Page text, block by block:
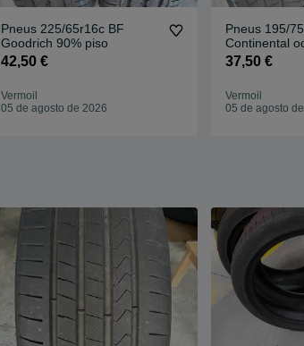
Pneus 225/65r16c BF
Goodrich 90% piso
42,50 €
Vermoil
05 de agosto de 2026
Pneus 195/
Continental
37,50 €
Vermoil
05 de agosto